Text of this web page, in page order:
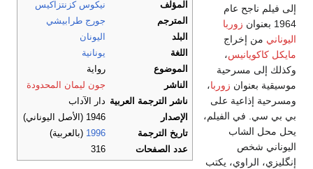
المؤلف
نيكوس كزنتزاكيس
المترجم
جورج طرابيشي
البلد
اليونان
اللغة
يونانية
الموضوع
رواية
الناشر
جون ليمان المحدودة
ناشر الترجمة العربية دار الآداب
الإصدار
1946 (الأصل اليوناني)
تاريخ الترجمة
1996 (بالعربية)
عدد الصفحات
316
إلى فيلم ناجح عام
1964 بعنوان
زوربا
اليوناني من إخراج
مايكل كاكويانيس،
وكذلك إلى مسرحية
موسيقية بعنوان زوربا،
ومسرحية إذاعية على
بي بي سي. في الفيلم،
يحل محل الشاب
اليوناني شخص
إنگليزي، الراوي، يكتب